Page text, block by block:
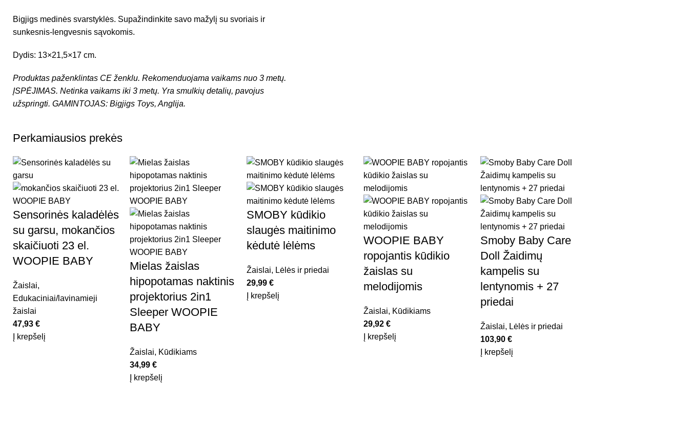
Bigjigs medinės svarstyklės. Supažindinkite savo mažylį su svoriais ir
sunkesnis-lengvesnis sąvokomis.
Dydis: 13×21,5×17 cm.
Produktas paženklintas CE ženklu. Rekomenduojama vaikams nuo 3 metų.
ĮSPĖJIMAS. Netinka vaikams iki 3 metų. Yra smulkių detalių, pavojus
užspringti. GAMINTOJAS: Bigjigs Toys, Anglija.
Perkamiausios prekės
Sensorinės kaladėlės
su garsu, mokančios
skaičiuoti 23 el.
WOOPIE BABY
Žaislai,
Edukaciniai/lavinamieji
žaislai
47,93 €
Į krepšelį
Mielas žaislas
hipopotamas naktinis
projektorius 2in1
Sleeper WOOPIE
BABY
Žaislai, Kūdikiams
34,99 €
Į krepšelį
SMOBY kūdikio
slaugės maitinimo
kėdutė lėlėms
Žaislai, Lėlės ir priedai
29,99 €
Į krepšelį
WOOPIE BABY
ropojantis kūdikio
žaislas su
melodijomis
Žaislai, Kūdikiams
29,92 €
Į krepšelį
Smoby Baby Care
Doll Žaidimų
kampelis su
lentynomis + 27
priedai
Žaislai, Lėlės ir priedai
103,90 €
Į krepšelį